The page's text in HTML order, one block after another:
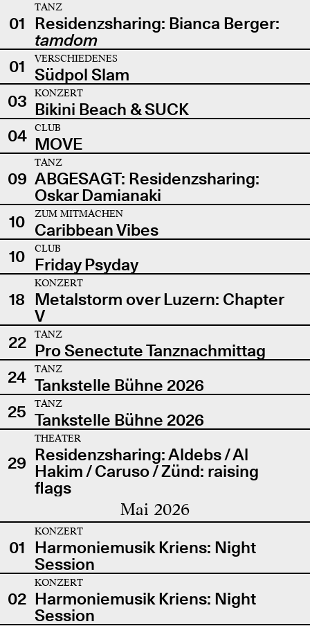
01
TANZ
Residenzsharing: Bianca Berger:
tamdom
01
VERSCHIEDENES
Südpol Slam
03
KONZERT
Bikini Beach & SUCK
04
CLUB
MOVE
09
TANZ
ABGESAGT: Residenzsharing:
Oskar Damianaki
10
ZUM MITMACHEN
Caribbean Vibes
10
CLUB
Friday Psyday
18
KONZERT
Metalstorm over Luzern: Chapter
V
22
TANZ
Pro Senectute Tanznachmittag
24
TANZ
Tankstelle Bühne 2026
25
TANZ
Tankstelle Bühne 2026
29
THEATER
Residenzsharing: Aldebs / Al
Hakim / Caruso / Zünd: raising
flags
Mai 2026
01
KONZERT
Harmoniemusik Kriens: Night
Session
02
KONZERT
Harmoniemusik Kriens: Night
Session